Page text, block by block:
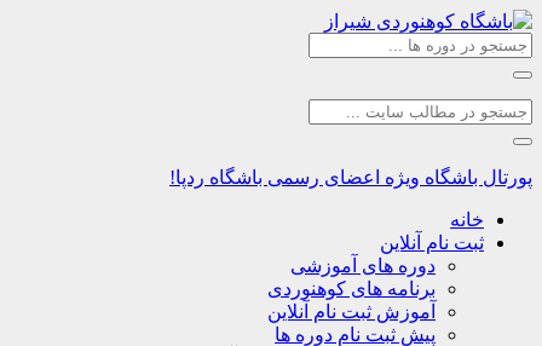
ویژه اعضای رسمی باشگاه ردپا!
نام آنلاین
دوره های آموزشی
برنامه های کوهنوردی
آموزش ثبت نام آنلاین
پیش ثبت نام دوره ها